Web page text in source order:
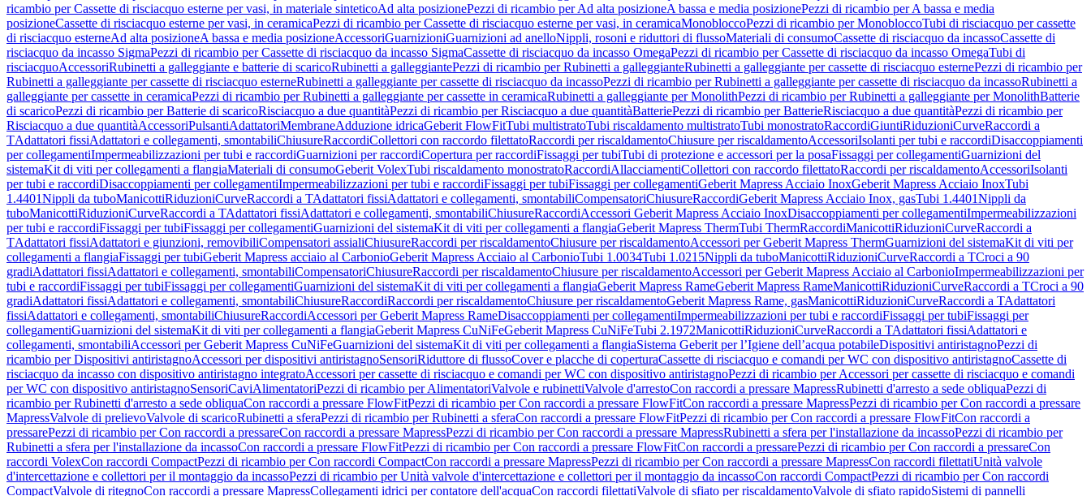
ricambio per Cassette di risciacquo esterne per vasi, in materiale sinteticoAd alta posizionePezzi di ricambio per Ad alta posizioneA bassa e media posizionePezzi di ricambio per A bassa e media
posizioneCassette di risciacquo esterne per vasi, in ceramicaPezzi di ricambio per Cassette di risciacquo esterne per vasi, in ceramicaMonobloccoPezzi di ricambio per MonobloccoTubi di risciacquo per cassette
di risciacquo esterneAd alta posizioneA bassa e media posizioneAccessoriGuarnizioniGuarnizioni ad anelloNippli, rosoni e riduttori di flussoMateriali di consumoCassette di risciacquo da incassoCassette di
risciacquo da incasso SigmaPezzi di ricambio per Cassette di risciacquo da incasso SigmaCassette di risciacquo da incasso OmegaPezzi di ricambio per Cassette di risciacquo da incasso OmegaTubi di
risciacquoAccessoriRubinetti a galleggiante e batterie di scaricoRubinetti a galleggiantePezzi di ricambio per Rubinetti a galleggianteRubinetti a galleggiante per cassette di risciacquo esternePezzi di ricambio per
Rubinetti a galleggiante per cassette di risciacquo esterneRubinetti a galleggiante per cassette di risciacquo da incassoPezzi di ricambio per Rubinetti a galleggiante per cassette di risciacquo da incassoRubinetti a
galleggiante per cassette in ceramicaPezzi di ricambio per Rubinetti a galleggiante per cassette in ceramicaRubinetti a galleggiante per MonolithPezzi di ricambio per Rubinetti a galleggiante per MonolithBatterie
di scaricoPezzi di ricambio per Batterie di scaricoRisciacquo a due quantitàPezzi di ricambio per Risciacquo a due quantitàBatteriePezzi di ricambio per BatterieRisciacquo a due quantitàPezzi di ricambio per
Risciacquo a due quantitàAccessoriPulsantiAdattatoriMembraneAdduzione idricaGeberit FlowFitTubi multistratoTubi riscaldamento multistratoTubi monostratoRaccordiGiuntiRiduzioniCurveRaccordi a
TAdattatori fissiAdattatori e collegamenti, smontabiliChiusureRaccordiCollettori con raccordo filettatoRaccordi per riscaldamentoChiusure per riscaldamentoAccessoriIsolanti per tubi e raccordiDisaccoppiamenti
per collegamentiImpermeabilizzazioni per tubi e raccordiGuarnizioni per raccordiCopertura per raccordiFissaggi per tubiTubi di protezione e accessori per la posaFissaggi per collegamentiGuarnizioni del
sistemaKit di viti per collegamenti a flangiaMateriali di consumoGeberit VolexTubi riscaldamento monostratoRaccordiAllacciamentiCollettori con raccordo filettatoRaccordi per riscaldamentoAccessoriIsolanti
per tubi e raccordiDisaccoppiamenti per collegamentiImpermeabilizzazioni per tubi e raccordiFissaggi per tubiFissaggi per collegamentiGeberit Mapress Acciaio InoxGeberit Mapress Acciaio InoxTubi
1.4401Nippli da tuboManicottiRiduzioniCurveRaccordi a TAdattatori fissiAdattatori e collegamenti, smontabiliCompensatoriChiusureRaccordiGeberit Mapress Acciaio Inox, gasTubi 1.4401Nippli da
tuboManicottiRiduzioniCurveRaccordi a TAdattatori fissiAdattatori e collegamenti, smontabiliChiusureRaccordiAccessori Geberit Mapress Acciaio InoxDisaccoppiamenti per collegamentiImpermeabilizzazioni
per tubi e raccordiFissaggi per tubiFissaggi per collegamentiGuarnizioni del sistemaKit di viti per collegamenti a flangiaGeberit Mapress ThermTubi ThermRaccordiManicottiRiduzioniCurveRaccordi a
TAdattatori fissiAdattatori e giunzioni, removibiliCompensatori assialiChiusureRaccordi per riscaldamentoChiusure per riscaldamentoAccessori per Geberit Mapress ThermGuarnizioni del sistemaKit di viti per
collegamenti a flangiaFissaggi per tubiGeberit Mapress acciaio al CarbonioGeberit Mapress Acciaio al CarbonioTubi 1.0034Tubi 1.0215Nippli da tuboManicottiRiduzioniCurveRaccordi a TCroci a 90
gradiAdattatori fissiAdattatori e collegamenti, smontabiliCompensatoriChiusureRaccordi per riscaldamentoChiusure per riscaldamentoAccessori per Geberit Mapress Acciaio al CarbonioImpermeabilizzazioni per
tubi e raccordiFissaggi per tubiFissaggi per collegamentiGuarnizioni del sistemaKit di viti per collegamenti a flangiaGeberit Mapress RameGeberit Mapress RameManicottiRiduzioniCurveRaccordi a TCroci a 90
gradiAdattatori fissiAdattatori e collegamenti, smontabiliChiusureRaccordiRaccordi per riscaldamentoChiusure per riscaldamentoGeberit Mapress Rame, gasManicottiRiduzioniCurveRaccordi a TAdattatori
fissiAdattatori e collegamenti, smontabiliChiusureRaccordiAccessori per Geberit Mapress RameDisaccoppiamenti per collegamentiImpermeabilizzazioni per tubi e raccordiFissaggi per tubiFissaggi per
collegamentiGuarnizioni del sistemaKit di viti per collegamenti a flangiaGeberit Mapress CuNiFeGeberit Mapress CuNiFeTubi 2.1972ManicottiRiduzioniCurveRaccordi a TAdattatori fissiAdattatori e
collegamenti, smontabiliAccessori per Geberit Mapress CuNiFeGuarnizioni del sistemaKit di viti per collegamenti a flangiaSistema Geberit per l’Igiene dell’acqua potabileDispositivi antiristagnoPezzi di
ricambio per Dispositivi antiristagnoAccessori per dispositivi antiristagnoSensoriRiduttore di flussoCover e placche di coperturaCassette di risciacquo e comandi per WC con dispositivo antiristagnoCassette di
risciacquo da incasso con dispositivo antiristagno integratoAccessori per cassette di risciacquo e comandi per WC con dispositivo antiristagnoPezzi di ricambio per Accessori per cassette di risciacquo e comandi
per WC con dispositivo antiristagnoSensoriCaviAlimentatoriPezzi di ricambio per AlimentatoriValvole e rubinettiValvole d'arrestoCon raccordi a pressare MapressRubinetti d'arresto a sede obliquaPezzi di
ricambio per Rubinetti d'arresto a sede obliquaCon raccordi a pressare FlowFitPezzi di ricambio per Con raccordi a pressare FlowFitCon raccordi a pressare MapressPezzi di ricambio per Con raccordi a pressare
MapressValvole di prelievoValvole di scaricoRubinetti a sferaPezzi di ricambio per Rubinetti a sferaCon raccordi a pressare FlowFitPezzi di ricambio per Con raccordi a pressare FlowFitCon raccordi a
pressarePezzi di ricambio per Con raccordi a pressareCon raccordi a pressare MapressPezzi di ricambio per Con raccordi a pressare MapressRubinetti a sfera per l'installazione da incassoPezzi di ricambio per
Rubinetti a sfera per l'installazione da incassoCon raccordi a pressare FlowFitPezzi di ricambio per Con raccordi a pressare FlowFitCon raccordi a pressarePezzi di ricambio per Con raccordi a pressareCon
raccordi VolexCon raccordi CompactPezzi di ricambio per Con raccordi CompactCon raccordi a pressare MapressPezzi di ricambio per Con raccordi a pressare MapressCon raccordi filettatiUnità valvole
d'intercettazione e collettori per il montaggio da incassoPezzi di ricambio per Unità valvole d'intercettazione e collettori per il montaggio da incassoCon raccordi CompactPezzi di ricambio per Con raccordi
CompactValvole di ritegnoCon raccordi a pressare MapressCollegamenti idrici per contatore dell'acquaCon raccordi filettatiValvole di sfiato per riscaldamentoValvole di sfiato rapidoSistemi di pannelli